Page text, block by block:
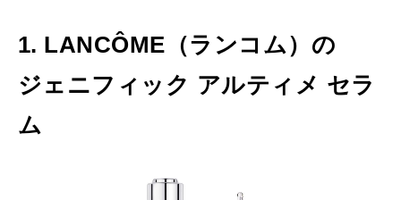
1. LANCÔME（ランコム）の
ジェニフィック アルティメ セラ
ム